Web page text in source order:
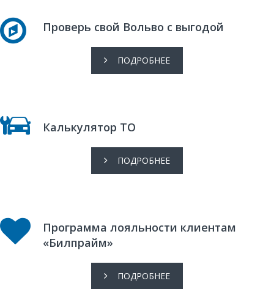
Проверь свой Вольво с выгодой
ПОДРОБНЕЕ
Калькулятор ТО
ПОДРОБНЕЕ
Программа лояльности клиентам
«Билпрайм»
ПОДРОБНЕЕ